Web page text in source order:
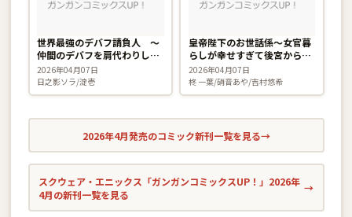
世界最強のデバフ請負人 〜
仲間のデバフを肩代わりして
いたら、いつの間にか無敵の
肉体が完成していました〜 2
巻
2026年04月07日
日之影ソラ/淀壱
皇帝陛下のお世話係〜女官暮
らしが幸せすぎて後宮から出
られません〜（コミック） 8
巻
2026年04月07日
柊 一葉/硝音あや/吉村悠希
2026年4月発売のコミック新刊一覧を見る→
スクウェア・エニックス「ガンガンコミックスUP！」2026年
4月の新刊一覧を見る
→